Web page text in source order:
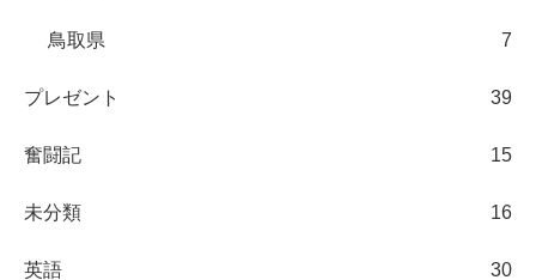
鳥取県 7
プレゼント 39
奮闘記 15
未分類 16
英語 30